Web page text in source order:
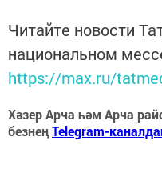
Читайте новости
национальном
https://max.ru/
Хәзер Арча һәм Арча
безнеңTelegram-